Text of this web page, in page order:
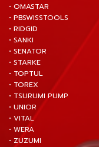
• OMASTAR
• PBSWISSTOOLS
• RIDGID
• SANKI
• SENATOR
• STARKE
• TOPTUL
• TOREX
• TSURUMI PUMP
• UNIOR
• VITAL
• WERA
• ZUZUMI